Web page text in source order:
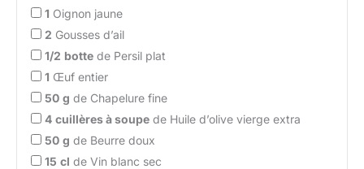
1 Oignon jaune
2 Gousses d’ail
1/2 botte de Persil plat
1 Œuf entier
50 g de Chapelure fine
4 cuillères à soupe de Huile d’olive vierge extra
50 g de Beurre doux
15 cl de Vin blanc sec